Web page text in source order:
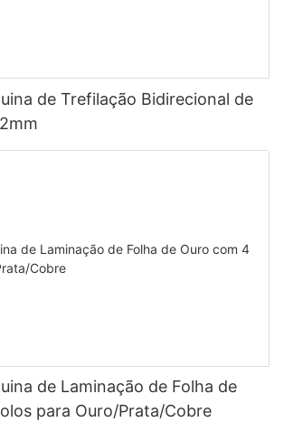
de Trefilação Bidirecional de
de Laminação de Folha de
para Ouro/Prata/Cobre